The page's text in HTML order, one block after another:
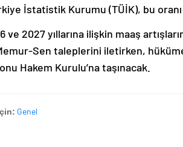
İstatistik Kurumu (TÜİK), bu oranı
ve 2027 yıllarına ilişkin maaş
Sen taleplerini iletirken,
Hakem Kurulu’na taşınacak.
Genel